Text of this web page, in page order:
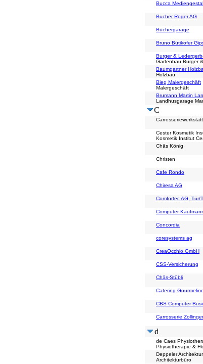
Bucca
Bucher Roger AG
Büchergarage
Bruno Bütikofer
Burger &
Gartenbau Burger
Baumgartner
Holzbau
Bieg Malergeschäft
Malergeschäft
Brumann Martin
Landhusgarage
C
Cester Kosmetik
Kosmetik Institut
Chäs König
Christen
Cafe Rondo
Chiresa AG
Comfortec AG, Tür/
Computer
Concordia
coresystems ag
CreaOcchio GmbH
CSS-Versicherung
Chäs-Stübli
Catering
CBS Computer
Carrosserie
d
de Caes
Physiotherapie &
Deppeler
Architekturbüro